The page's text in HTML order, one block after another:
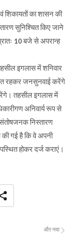
शिकायतों का शासन की
सुनिश्चित किए जाने
10 बजे से अपरान्ह
इगलास में शनिवार
रहकर जनसुनवाई करेंगे
तहसील इगलास में
अनिवार्य रूप से
निस्तारण
गई है कि वे अपनी
होकर दर्ज कराएं।
और नया